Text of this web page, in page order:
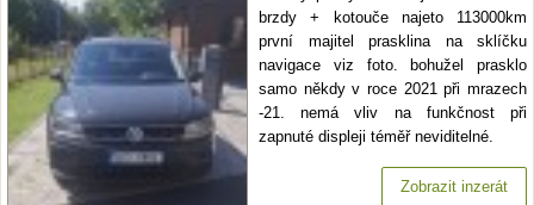
brzdy + kotouče najeto 113000km
první majitel prasklina na sklíčku
navigace viz foto. bohužel prasklo
samo někdy v roce 2021 při mrazech
-21. nemá vliv na funkčnost při
zapnuté displeji téměř neviditelné.
Zobrazit inzerát